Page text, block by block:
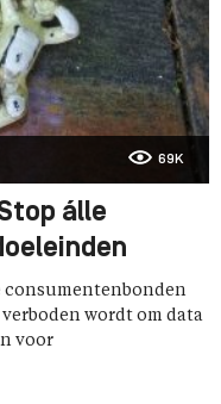
69K
álle
consumentenbonden
wordt om data
voor